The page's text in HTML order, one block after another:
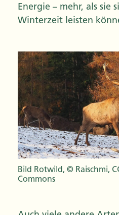
Energie – mehr, als sie
Winterzeit leisten
Bild Rotwild, © Raischmi,
Commons